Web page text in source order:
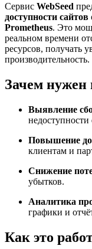
Сервис WebSeed
доступности сайтов
Prometheus. Это
реальном времени
ресурсов, получать
производительность.
Зачем нужен
Выявление
недоступности
Повышение
клиентам и
Снижение
убытков.
Аналитика
графики и
Как это